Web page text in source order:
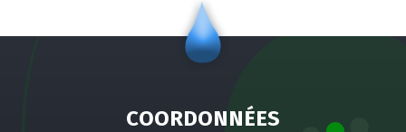
COORDONNÉES